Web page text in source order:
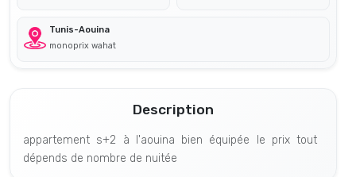
Tunis-Aouina
monoprix wahat
Description
appartement s+2 à l'aouina bien équipée le prix tout
dépends de nombre de nuitée